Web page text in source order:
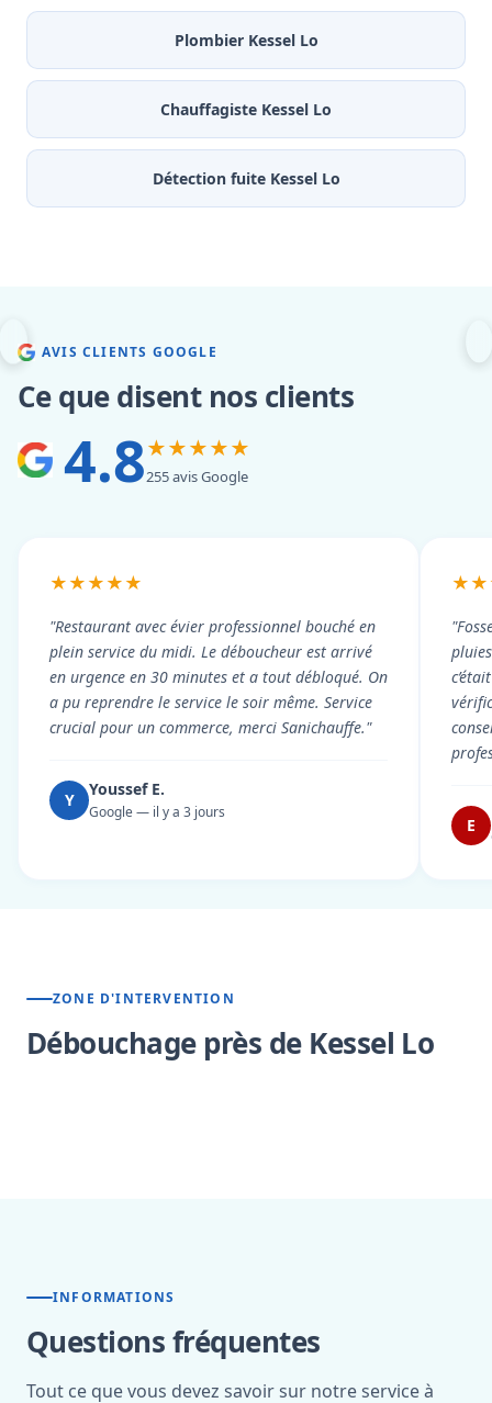
Plombier Kessel Lo
Chauffagiste Kessel Lo
Détection fuite Kessel Lo
AVIS CLIENTS GOOGLE
Ce que disent nos clients
4.8★★★★★
255 avis Google
★★★★★
"Restaurant avec évier professionnel bouché en
plein service du midi. Le déboucheur est arrivé
en urgence en 30 minutes et a tout débloqué. On
a pu reprendre le service le soir même. Service
crucial pour un commerce, merci Sanichauffe."
Y
Youssef E.
Google — il y a 3 jours
E
ZONE D'INTERVENTION
Débouchage près de Kessel Lo
INFORMATIONS
Questions fréquentes
Tout ce que vous devez savoir sur notre service à